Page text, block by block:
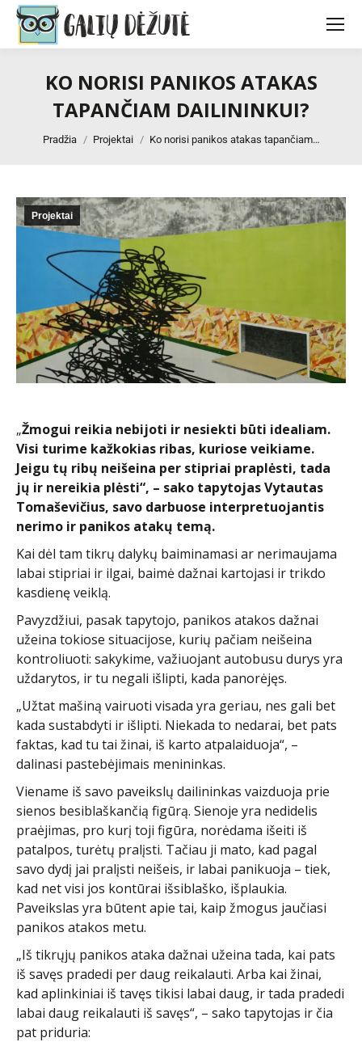
KO NORISI PANIKOS ATAKAS
TAPANČIAM DAILININKUI?
You are here:
Pradžia Projektai Ko norisi panikos atakas tapančiam…
Projektai
„Žmogui reikia nebijoti ir nesiekti būti idealiam.
Visi turime kažkokias ribas, kuriose veikiame.
Jeigu tų ribų neišeina per stipriai praplėsti, tada
jų ir nereikia plėsti“, – sako tapytojas Vytautas
Tomaševičius, savo darbuose interpretuojantis
nerimo ir panikos atakų temą.
Kai dėl tam tikrų dalykų baiminamasi ar nerimaujama
labai stipriai ir ilgai, baimė dažnai kartojasi ir trikdo
kasdienę veiklą.
Pavyzdžiui, pasak tapytojo, panikos atakos dažnai
užeina tokiose situacijose, kurių pačiam neišeina
kontroliuoti: sakykime, važiuojant autobusu durys yra
uždarytos, ir tu negali išlipti, kada panorėjęs.
„Užtat mašiną vairuoti visada yra geriau, nes gali bet
kada sustabdyti ir išlipti. Niekada to nedarai, bet pats
faktas, kad tu tai žinai, iš karto atpalaiduoja“, –
dalinasi pastebėjimais menininkas.
Viename iš savo paveikslų dailininkas vaizduoja prie
sienos besiblaškančią figūrą. Sienoje yra nedidelis
praėjimas, pro kurį toji figūra, norėdama išeiti iš
patalpos, turėtų pralįsti. Tačiau ji mato, kad pagal
savo dydį jai pralįsti neišeis, ir labai panikuoja – tiek,
kad net visi jos kontūrai išsiblaško, išplaukia.
Paveikslas yra būtent apie tai, kaip žmogus jaučiasi
panikos atakos metu.
„Iš tikrųjų panikos ataka dažnai užeina tada, kai pats
iš savęs pradedi per daug reikalauti. Arba kai žinai,
kad aplinkiniai iš tavęs tikisi labai daug, ir tada pradedi
labai daug reikalauti iš savęs“, – sako tapytojas ir čia
pat priduria: